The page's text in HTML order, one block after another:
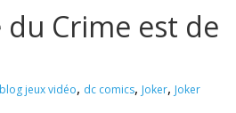
du Crime est de
blog jeux vidéo, dc comics, Joker, Joker